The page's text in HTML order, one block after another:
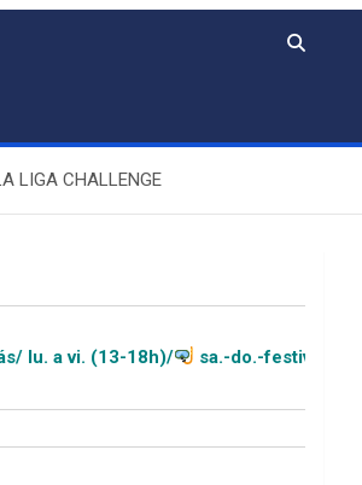
LIGA CHALLENGE
sa.-do.-festivos (11-20h)